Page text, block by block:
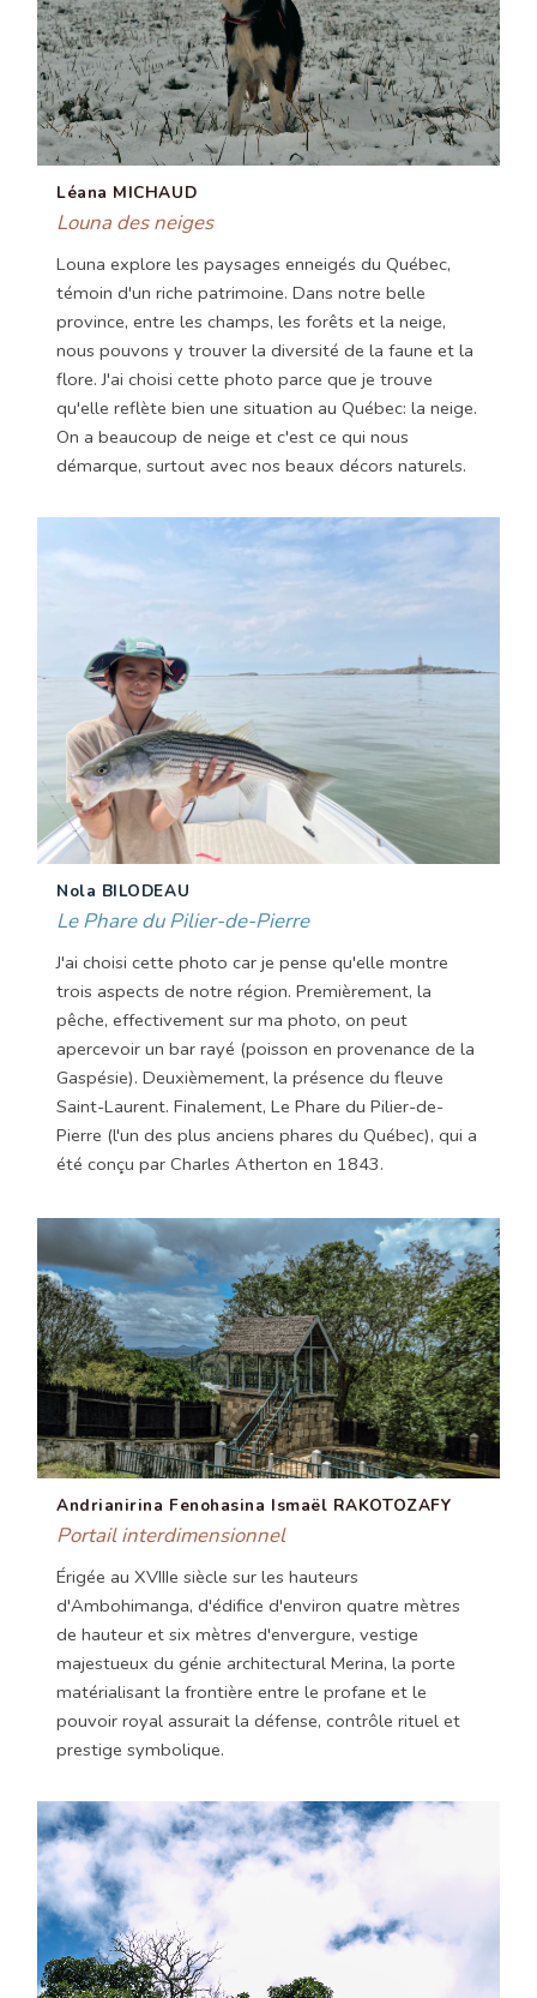
Léana MICHAUD
Louna des neiges
Louna explore les paysages enneigés du Québec,
témoin d'un riche patrimoine. Dans notre belle
province, entre les champs, les forêts et la neige,
nous pouvons y trouver la diversité de la faune et la
flore. J'ai choisi cette photo parce que je trouve
qu'elle reflète bien une situation au Québec: la neige.
On a beaucoup de neige et c'est ce qui nous
démarque, surtout avec nos beaux décors naturels.
Nola BILODEAU
Le Phare du Pilier-de-Pierre
J'ai choisi cette photo car je pense qu'elle montre
trois aspects de notre région. Premièrement, la
pêche, effectivement sur ma photo, on peut
apercevoir un bar rayé (poisson en provenance de la
Gaspésie). Deuxièmement, la présence du fleuve
Saint-Laurent. Finalement, Le Phare du Pilier-de-
Pierre (l'un des plus anciens phares du Québec), qui a
été conçu par Charles Atherton en 1843.
Andrianirina Fenohasina Ismaël RAKOTOZAFY
Portail interdimensionnel
Érigée au XVIIIe siècle sur les hauteurs
d'Ambohimanga, d'édifice d'environ quatre mètres
de hauteur et six mètres d'envergure, vestige
majestueux du génie architectural Merina, la porte
matérialisant la frontière entre le profane et le
pouvoir royal assurait la défense, contrôle rituel et
prestige symbolique.